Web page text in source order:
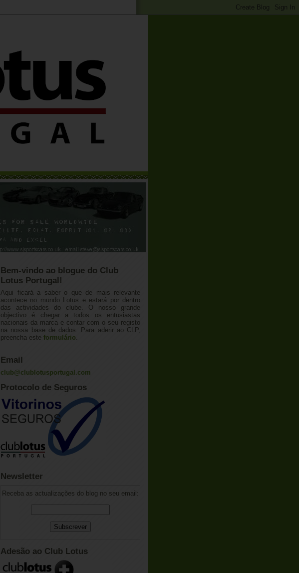
Bem-vindo ao blogue do Club
Lotus Portugal!
Aqui ficará a saber o que de mais relevante
acontece no mundo Lotus e estará por dentro
das actividades do clube. O nosso grande
objectivo é chegar a todos os entusiastas
nacionais da marca e contar com o seu registo
na nossa base de dados. Para aderir ao CLP,
preencha este formulário.
Email
club@clublotusportugal.com
Protocolo de Seguros
Newsletter
Receba as actualizações do blog no seu email:
Adesão ao Club Lotus